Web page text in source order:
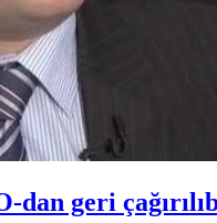
dan geri